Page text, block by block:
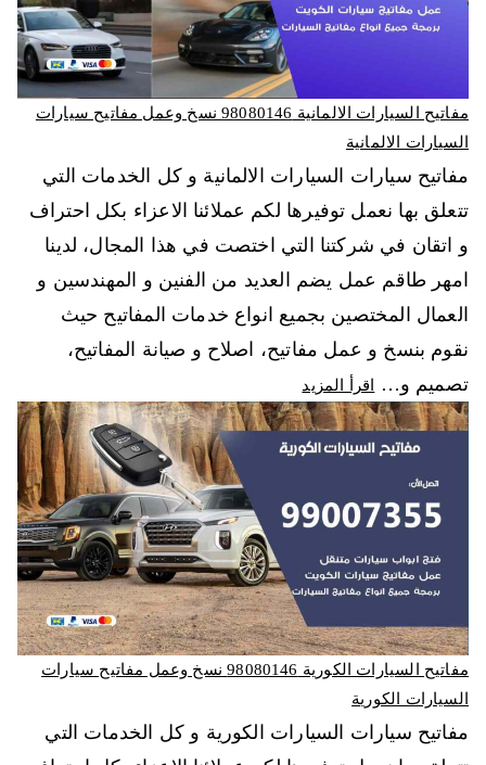
مفاتيح السيارات الالمانية 98080146‬ نسخ وعمل مفاتيح سيارات
السيارات الالمانية
مفاتيح سيارات السيارات الالمانية و كل الخدمات التي
تتعلق بها نعمل توفيرها لكم عملائنا الاعزاء بكل احتراف
و اتقان في شركتنا التي اختصت في هذا المجال، لدينا
امهر طاقم عمل يضم العديد من الفنين و المهندسين و
العمال المختصين بجميع انواع خدمات المفاتيح حيث
نقوم بنسخ و عمل مفاتيح، اصلاح و صيانة المفاتيح،
تصميم و…
اقرأ المزيد
مفاتيح السيارات الكورية 98080146‬ نسخ وعمل مفاتيح سيارات
السيارات الكورية
مفاتيح سيارات السيارات الكورية و كل الخدمات التي